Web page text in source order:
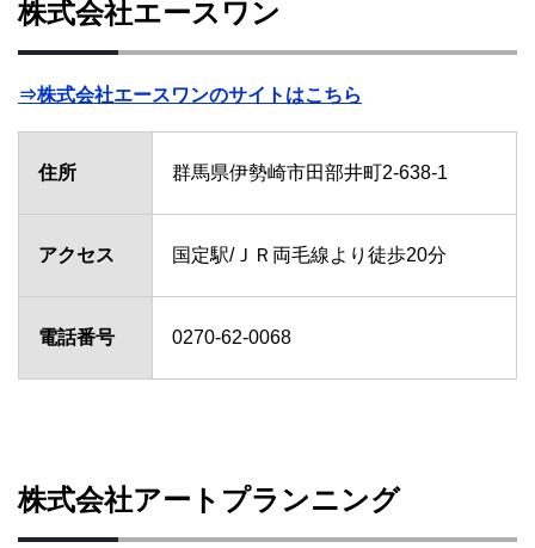
株式会社エースワン
⇒株式会社エースワンのサイトはこちら
住所 群馬県伊勢崎市田部井町2-638-1
アクセス 国定駅/ＪＲ両毛線より徒歩20分
電話番号 0270-62-0068
株式会社アートプランニング